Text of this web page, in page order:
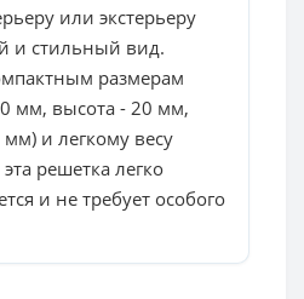
или экстерьеру
и стильный вид.
размерам
мм, высота - 20 мм,
и легкому весу
эта решетка легко
и не требует особого